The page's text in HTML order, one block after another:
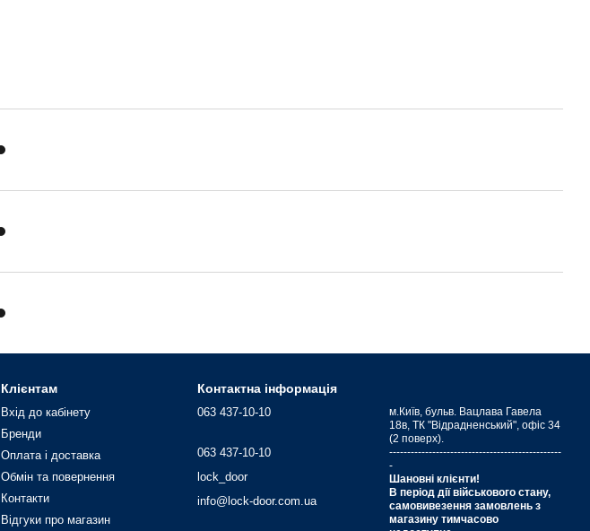
Клієнтам
Вхід до кабінету
Бренди
Оплата і доставка
Обмін та повернення
Контакти
Відгуки про магазин
Контактна інформація
063 437-10-10
063 437-10-10
lock_door
info@lock-door.com.ua
м.Київ, бульв. Вацлава Гавела
18в, ТК "Відрадненський", офіс 34
(2 поверх).
------------------------------------------------
-
Шановні клієнти!
В період дії військового стану,
самовивезення замовлень з
магазину тимчасово